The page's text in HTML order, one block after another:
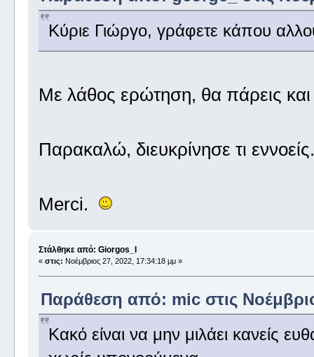
Κύριε Γιώργο, γράφετε κάπου
Με λάθος ερώτηση, θα πάρεις
Παρακαλώ, διευκρίνησε τι εννοείς.
Merci.
Στάλθηκε από: Giorgos_I
« στις: Νοέμβριος 27, 2022, 17:34:18 μμ »
Παράθεση από: mic στις
Κακό είναι να μην μιλάει κανείς